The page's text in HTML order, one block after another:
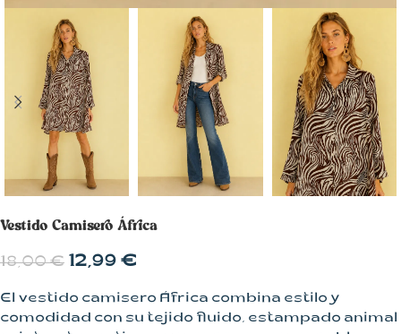
Vestido Camisero África
18,00€ 12,99 €
El vestido camisero África combina estilo y
comodidad con su tejido fluido, estampado animal